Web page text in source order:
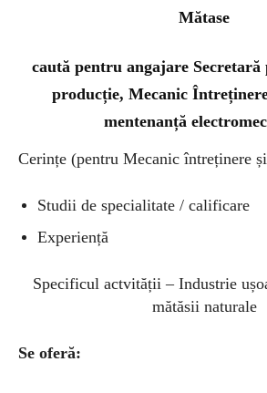
Mătase
caută pentru angajare
producție, Mecanic
mentenanță
Cerințe (pentru Mecanic întreținere
Studii de specialitate / calificare
Experiență
Specificul actvității – Industrie
mătăsii naturale
Se oferă: